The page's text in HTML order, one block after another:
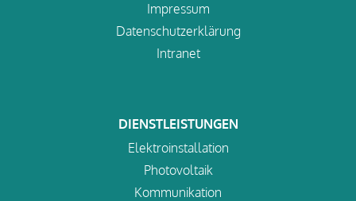
Impressum
Datenschutzerklärung
Intranet
DIENSTLEISTUNGEN
Elektroinstallation
Photovoltaik
Kommunikation